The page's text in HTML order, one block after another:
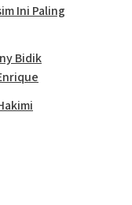
Ini Paling
Bidik